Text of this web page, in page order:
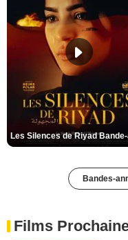
Bandes-
Films